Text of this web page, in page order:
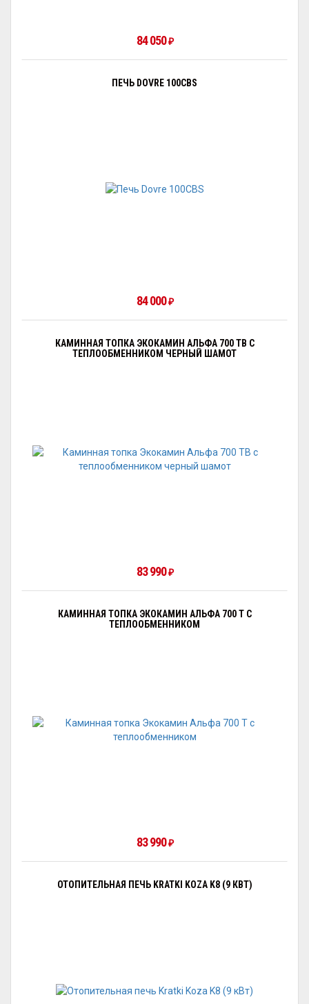
84 050₽
ПЕЧЬ DOVRE 100CBS
84 000₽
КАМИННАЯ ТОПКА ЭКОКАМИН АЛЬФА 700 TB С
ТЕПЛООБМЕННИКОМ ЧЕРНЫЙ ШАМОТ
83 990₽
КАМИННАЯ ТОПКА ЭКОКАМИН АЛЬФА 700 T С
ТЕПЛООБМЕННИКОМ
83 990₽
ОТОПИТЕЛЬНАЯ ПЕЧЬ KRATKI KOZA K8 (9 КВТ)